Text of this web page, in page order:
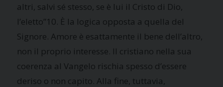
altri, salvi sé stesso, se è lui il Cristo di Dio,
l’eletto”10. È la logica opposta a quella del
Signore. Amore è esattamente il bene dell’altro,
non il proprio interesse. Il cristiano nella sua
coerenza al Vangelo rischia spesso d’essere
deriso o non capito. Alla fine, tuttavia,